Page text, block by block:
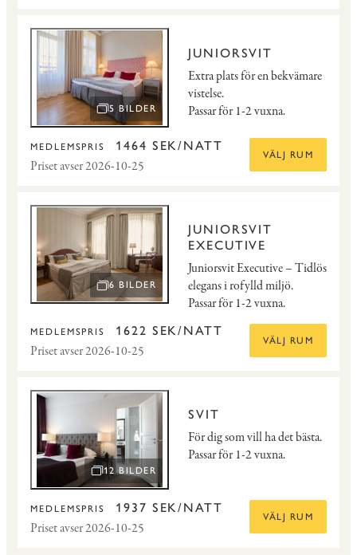
ÖPPNA BILDSPEL
5 BILDER
JUNIORSVIT
Extra plats för en bekvämare
vistelse.
Passar för 1-2 vuxna.
MEDLEMSPRIS 1464 SEK/NATT
Priset avser 2026-10-25
VÄLJ RUM
ÖPPNA BILDSPEL
6 BILDER
JUNIORSVIT
EXECUTIVE
Juniorsvit Executive – Tidlös
elegans i rofylld miljö.
Passar för 1-2 vuxna.
MEDLEMSPRIS 1622 SEK/NATT
Priset avser 2026-10-25
VÄLJ RUM
ÖPPNA BILDSPEL
12 BILDER
SVIT
För dig som vill ha det bästa.
Passar för 1-2 vuxna.
MEDLEMSPRIS 1937 SEK/NATT
Priset avser 2026-10-25
VÄLJ RUM